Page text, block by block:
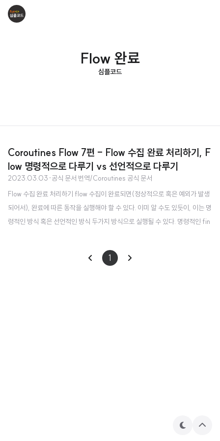
Flow 완료
심플코드
Coroutines Flow 7편 - Flow 수집 완료 처리하기, F
low 명령적으로 다루기 vs 선언적으로 다루기
2023.03.03 ·공식 문서 번역/Coroutines 공식 문서
Flow 수집 완료 처리하기 flow 수집이 완료되면(정상적으로 혹은 예외가 발생
되어서), 완료에 따른 동작을 실행해야 할 수 있다. 이미 알 수도 있듯이, 이는 명
령적인 방식 혹은 선언적인 방식 두가지 방식으로 실행될 수 있다. 명령적인 fin
실행하는 finally 블록을 사용할 수 있다. fun simple(): Flow = (1..3).asFlow
() fun main() = runBlocking { try { simple().collect { value -> println
1
테
상